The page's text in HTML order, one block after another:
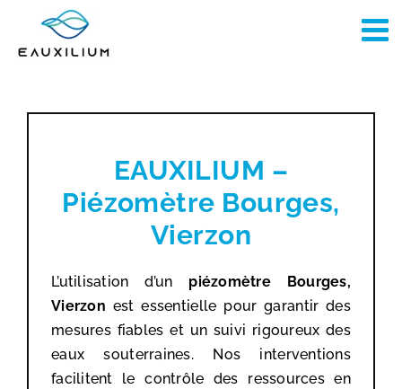
EAUXILIUM –
Piézomètre Bourges,
Vierzon
L’utilisation d’un piézomètre Bourges,
Vierzon est essentielle pour garantir des
mesures fiables et un suivi rigoureux des
eaux souterraines. Nos interventions
facilitent le contrôle des ressources en